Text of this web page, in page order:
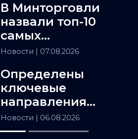
В Минторговли
назвали топ-10
самых
популярных
Казахстане
Новости | 07.08.2026
Определены
ключевые
направления
сотрудничества
Астаны и
Новости | 06.08.2026